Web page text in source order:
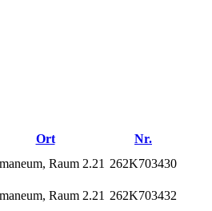
Ort
Nr.
Raum 2.21 262K703430
Raum 2.21 262K703432